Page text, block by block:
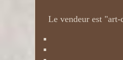
Le vendeur est